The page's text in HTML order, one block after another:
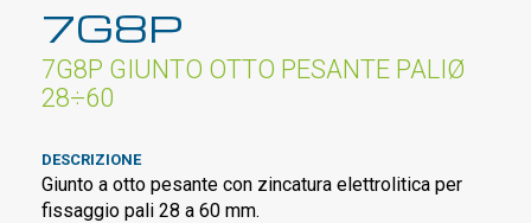
7G8P
7G8P GIUNTO OTTO PESANTE PALIØ
28÷60
DESCRIZIONE
Giunto a otto pesante con zincatura elettrolitica per
fissaggio pali 28 a 60 mm.